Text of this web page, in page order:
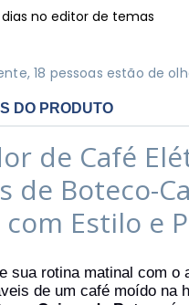
no editor de temas
18 pessoas estão de
DO PRODUTO
de Café
de Boteco-
com Estilo e
sua rotina matinal com o
de um café moído na